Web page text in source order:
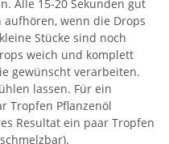
Alle 15-20 Sekunden gut
wenn die Drops
Stücke sind noch
weich und komplett
gewünscht verarbeiten.
lassen. Für ein
Tropfen Pflanzenöl
Resultat ein paar Tropfen